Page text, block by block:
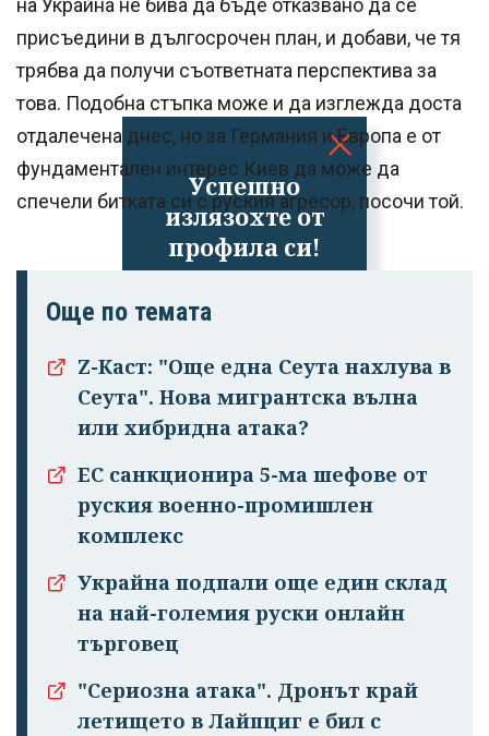
Успешно
излязохте от
профила си!
на Украйна не бива да бъде отказвано да се
присъедини в дългосрочен план, и добави, че тя
трябва да получи съответната перспектива за
това. Подобна стъпка може и да изглежда доста
отдалечена днес, но за Германия и Европа е от
фундаментален интерес Киев да може да
спечели битката си с руския агресор, посочи той.
Още по темата
Z-Каст: "Още една Сеута нахлува в
Сеута". Нова мигрантска вълна
или хибридна атака?
ЕС санкционира 5-ма шефове от
руския военно-промишлен
комплекс
Украйна подпали още един склад
на най-големия руски онлайн
търговец
"Сериозна атака". Дронът край
летището в Лайпциг е бил с